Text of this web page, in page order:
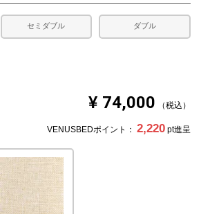
セミダブル ダブル
¥ 74,000 税込
VENUSBEDポイント： 2,220 pt進呈